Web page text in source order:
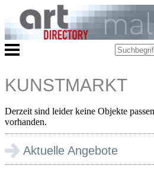
KUNSTMARKT
Derzeit sind leider keine Objekte
vorhanden.
Aktuelle Angebote